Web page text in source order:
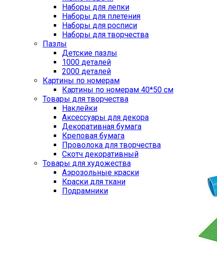
Наборы для лепки
Наборы для плетения
Наборы для росписи
Наборы для творчества
Пазлы
Детские пазлы
1000 деталей
2000 деталей
Картины по номерам
Картины по номерам 40*50 см
Товары для творчества
Наклейки
Аксессуары для декора
Декоративная бумага
Креповая бумага
Проволока для творчества
Скотч декоративный
Товары для художества
Аэрозольные краски
Краски для ткани
Подрамники